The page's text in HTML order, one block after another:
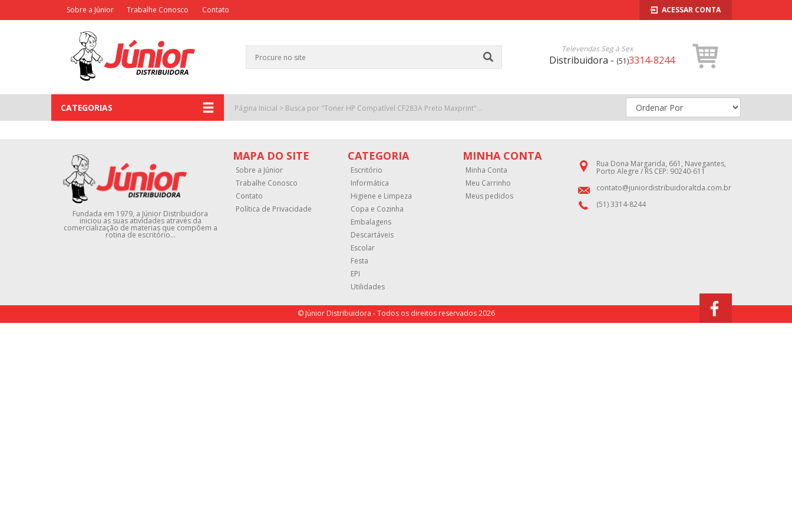
Sobre a Júnior Trabalhe Conosco Contato ACESSAR CONTA
Televendas Seg à Sex
Distribuidora - (51)3314-8244
CATEGORIAS Página Inicial > Busca por "Toner HP Compatível CF283A Preto Maxprint"...
MAPA DO SITE
Sobre a Júnior
Trabalhe Conosco
Contato
Política de Privacidade
CATEGORIA
Escritório
Informática
Higiene e Limpeza
Copa e Cozinha
Embalagens
Descartáveis
Escolar
Festa
EPI
Utilidades
MINHA CONTA
Minha Conta
Meu Carrinho
Meus pedidos
Fundada em 1979, a Júnior Distribuidora
iniciou as suas atividades através da
comercialização de materias que compõem a
rotina de escritório...
Rua Dona Margarida, 661, Navegantes,
Porto Alegre / RS CEP: 90240-611
contato@juniordistribuidoraltda.com.br
(51) 3314-8244
© Júnior Distribuidora - Todos os direitos reservados 2026